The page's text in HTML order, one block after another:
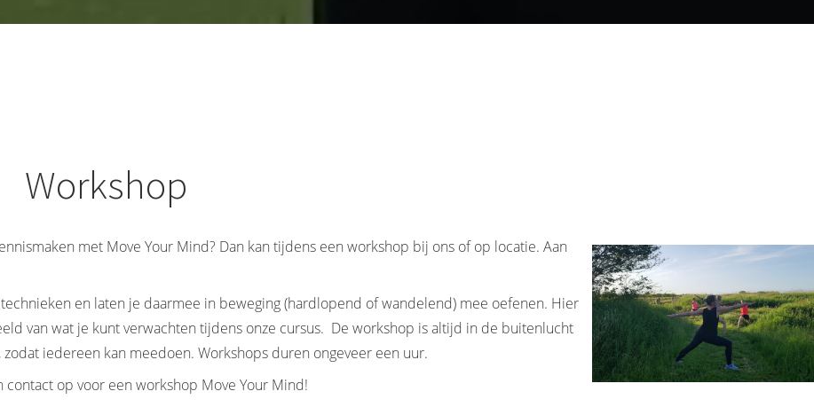
Workshop
met Move Your Mind? Dan kan tijdens een workshop bij ons of op locatie. Aan
en laten je daarmee in beweging (hardlopend of wandelend) mee oefenen. Hier
van wat je kunt verwachten tijdens onze cursus. De workshop is altijd in de buitenlucht
iedereen kan meedoen. Workshops duren ongeveer een uur.
op voor een workshop Move Your Mind!